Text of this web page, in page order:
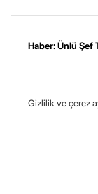
Haber: Ünlü Şef
Gizlilik ve çerez